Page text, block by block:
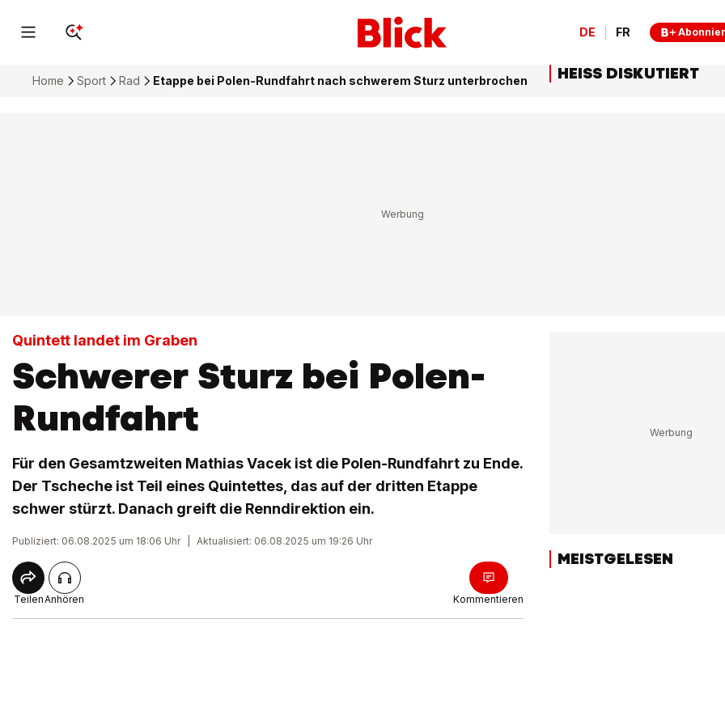
DE FR
Home Sport Rad Etappe bei Polen-Rundfahrt nach schwerem Sturz unterbrochen
Quintett landet im Graben
Schwerer Sturz bei Polen-
Rundfahrt
Für den Gesamtzweiten Mathias Vacek ist die Polen-Rundfahrt zu Ende.
Der Tscheche ist Teil eines Quintettes, das auf der dritten Etappe
schwer stürzt. Danach greift die Renndirektion ein.
Publiziert: 06.08.2025 um 18:06 Uhr Aktualisiert: 06.08.2025 um 19:26 Uhr
TeilenAnhören Kommentieren
HEISS DISKUTIERT
MEISTGELESEN